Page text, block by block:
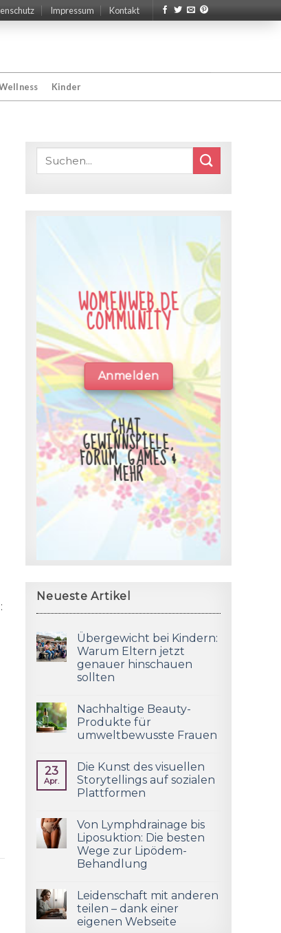
Impressum Kontakt
Kinder
WOMENWEB.DE
COMMUNITY
Anmelden
CHAT,
GEWINNSPIELE,
FORUM, GAMES &
MEHR
Neueste Artikel
Übergewicht bei Kindern:
Warum Eltern jetzt
genauer hinschauen
sollten
Nachhaltige Beauty-
Produkte für
umweltbewusste Frauen
23
Apr.
Die Kunst des visuellen
Storytellings auf sozialen
Plattformen
Von Lymphdrainage bis
Liposuktion: Die besten
Wege zur Lipödem-
Behandlung
Leidenschaft mit anderen
teilen – dank einer
eigenen Webseite